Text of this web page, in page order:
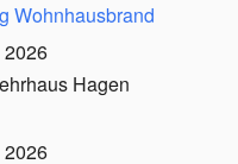
Wohnhausbrand
2026
Hagen
2026